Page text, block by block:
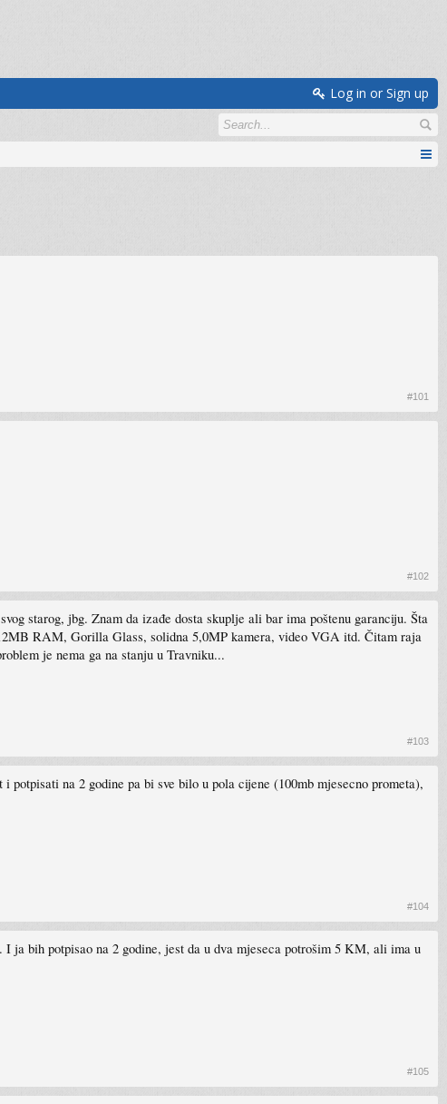
Log in or Sign up
#101
#102
starog, jbg. Znam da izađe dosta skuplje ali bar ima poštenu garanciju. Šta
RAM, Gorilla Glass, solidna 5,0MP kamera, video VGA itd. Čitam raja
je nema ga na stanju u Travniku...
#103
na 2 godine pa bi sve bilo u pola cijene (100mb mjesecno prometa),
#104
ja bih potpisao na 2 godine, jest da u dva mjeseca potrošim 5 KM, ali ima u
#105